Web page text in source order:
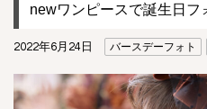
newワンピースで誕生日
2022年6月24日 バースデーフォト